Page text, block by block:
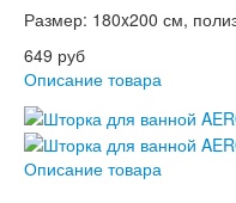
Размер: 180x200 см,
649 руб
Описание товара
Описание товара